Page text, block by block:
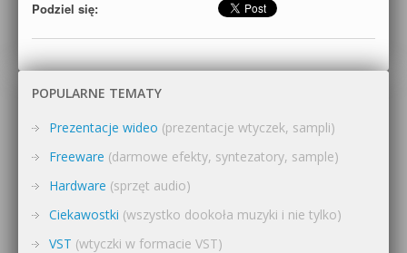
Podziel się:
POPULARNE TEMATY
Prezentacje wideo (prezentacje wtyczek, sampli)
Freeware (darmowe efekty, syntezatory, sample)
Hardware (sprzęt audio)
Ciekawostki (wszystko dookoła muzyki i nie tylko)
VST (wtyczki w formacie VST)